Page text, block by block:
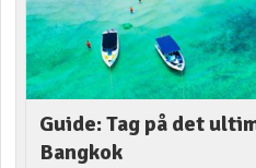
Guide: Tag på det
Bangkok